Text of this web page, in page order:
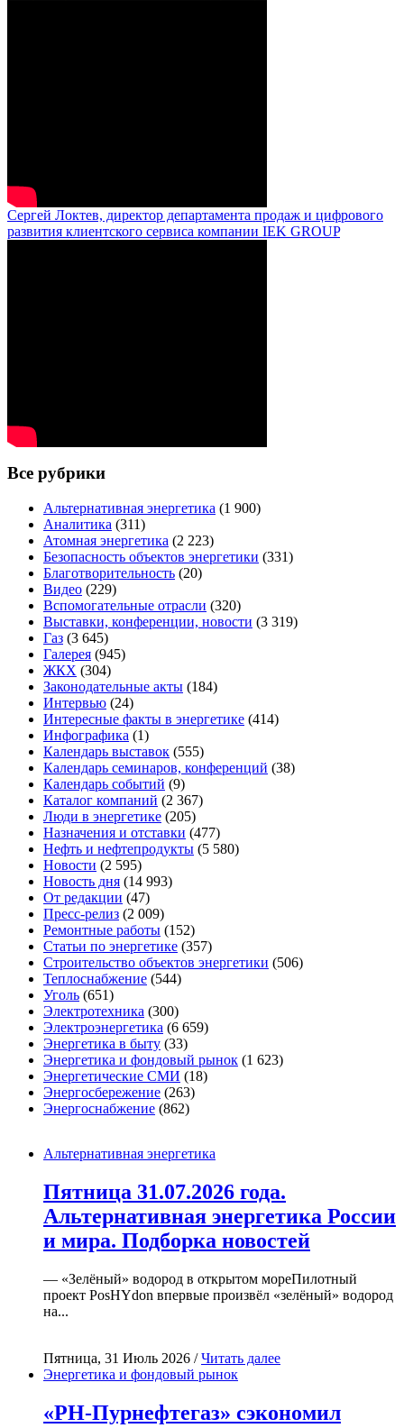
Сергей Локтев, директор департамента продаж и цифрового
развития клиентского сервиса компании IEK GROUP
Все рубрики
Альтернативная энергетика (1 900)
Аналитика (311)
Атомная энергетика (2 223)
Безопасность объектов энергетики (331)
Благотворительность (20)
Видео (229)
Вспомогательные отрасли (320)
Выставки, конференции, новости (3 319)
Газ (3 645)
Галерея (945)
ЖКХ (304)
Законодательные акты (184)
Интервью (24)
Интересные факты в энергетике (414)
Инфографика (1)
Календарь выставок (555)
Календарь семинаров, конференций (38)
Календарь событий (9)
Каталог компаний (2 367)
Люди в энергетике (205)
Назначения и отставки (477)
Нефть и нефтепродукты (5 580)
Новости (2 595)
Новость дня (14 993)
От редакции (47)
Пресс-релиз (2 009)
Ремонтные работы (152)
Статьи по энергетике (357)
Строительство объектов энергетики (506)
Теплоснабжение (544)
Уголь (651)
Электротехника (300)
Электроэнергетика (6 659)
Энергетика в быту (33)
Энергетика и фондовый рынок (1 623)
Энергетические СМИ (18)
Энергосбережение (263)
Энергоснабжение (862)
Альтернативная энергетика
Пятница 31.07.2026 года.
Альтернативная энергетика России
и мира. Подборка новостей
— «Зелёный» водород в открытом мореПилотный
проект PosHYdon впервые произвёл «зелёный» водород
на...
Пятница, 31 Июль 2026 /Читать далее
Энергетика и фондовый рынок
«РН-Пурнефтегаз» сэкономил